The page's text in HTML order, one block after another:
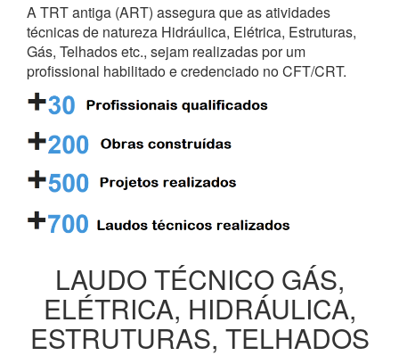
A TRT antiga (ART) assegura que as atividades
técnicas de natureza Hidráulica, Elétrica, Estruturas,
Gás, Telhados etc., sejam realizadas por um
profissional habilitado e credenciado no CFT/CRT.
LAUDO TÉCNICO GÁS,
ELÉTRICA, HIDRÁULICA,
ESTRUTURAS, TELHADOS